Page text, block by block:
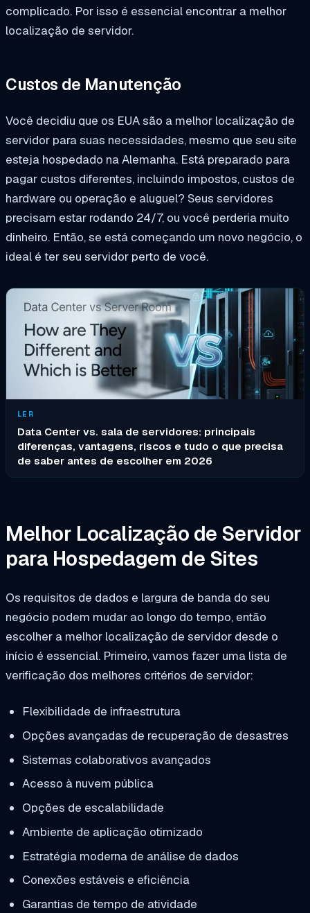
complicado. Por isso é essencial encontrar a melhor
localização de servidor.
Custos de Manutenção
Você decidiu que os EUA são a melhor localização de
servidor para suas necessidades, mesmo que seu site
esteja hospedado na Alemanha. Está preparado para
pagar custos diferentes, incluindo impostos, custos de
hardware ou operação e aluguel? Seus servidores
precisam estar rodando 24/7, ou você perderia muito
dinheiro. Então, se está começando um novo negócio, o
ideal é ter seu servidor perto de você.
LER
Data Center vs. sala de servidores: principais
diferenças, vantagens, riscos e tudo o que precisa
de saber antes de escolher em 2026
Melhor Localização de Servidor
para Hospedagem de Sites
Os requisitos de dados e largura de banda do seu
negócio podem mudar ao longo do tempo, então
escolher a melhor localização de servidor desde o
início é essencial. Primeiro, vamos fazer uma lista de
verificação dos melhores critérios de servidor:
Flexibilidade de infraestrutura
Opções avançadas de recuperação de desastres
Sistemas colaborativos avançados
Acesso à nuvem pública
Opções de escalabilidade
Ambiente de aplicação otimizado
Estratégia moderna de análise de dados
Conexões estáveis e eficiência
Garantias de tempo de atividade